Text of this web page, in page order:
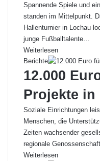
Spannende Spiele und
standen im Mittelpunkt.
Hallenturnier in Lochau
junge Fußballtalente…
Weiterlesen
Berichte
12.000
Projekte in
Soziale Einrichtungen
Menschen, die
Zeiten wachsender
regionale
Weiterlesen